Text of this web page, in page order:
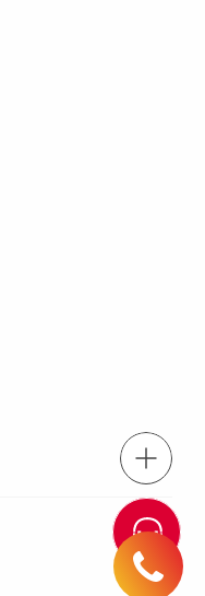
Тел.: +998 (770)
Связаться